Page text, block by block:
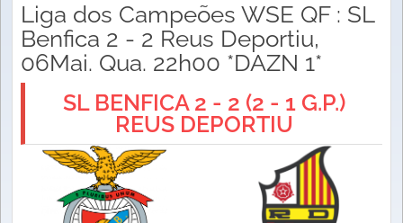
Liga dos Campeões WSE QF : SL
Benfica 2 - 2 Reus Deportiu,
06Mai. Qua. 22h00 *DAZN 1*
SL BENFICA 2 - 2 (2 - 1 G.P.)
REUS DEPORTIU